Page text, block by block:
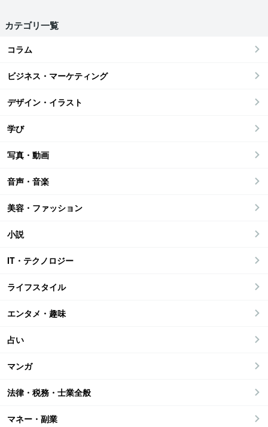
カテゴリ一覧
コラム
ビジネス・マーケティング
デザイン・イラスト
学び
写真・動画
音声・音楽
美容・ファッション
小説
IT・テクノロジー
ライフスタイル
エンタメ・趣味
占い
マンガ
法律・税務・士業全般
マネー・副業